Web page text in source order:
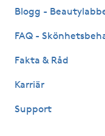
Hudvård
Hyaluronsyra
Hypnos
Blogg -
FAQ -
Fakta & Råd
Karriär
Support